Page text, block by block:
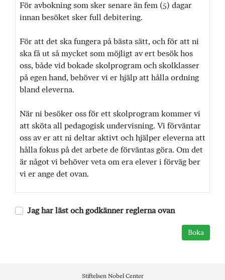
För avbokning som sker senare än fem (5) dagar
innan besöket sker full debitering.
För att det ska fungera på bästa sätt, och för att ni
ska få ut så mycket som möjligt av ert besök hos
oss, både vid bokade skolprogram och skolklasser
på egen hand, behöver vi er hjälp att hålla ordning
bland eleverna.
När ni besöker oss för ett skolprogram kommer vi
att sköta all pedagogisk undervisning. Vi förväntar
oss av er att ni deltar aktivt och hjälper eleverna att
hålla fokus på det arbete de förväntas göra. Om det
är något vi behöver veta om era elever i förväg ber
vi er ange det ovan.
Jag har läst och godkänner reglerna ovan
Stiftelsen Nobel Center